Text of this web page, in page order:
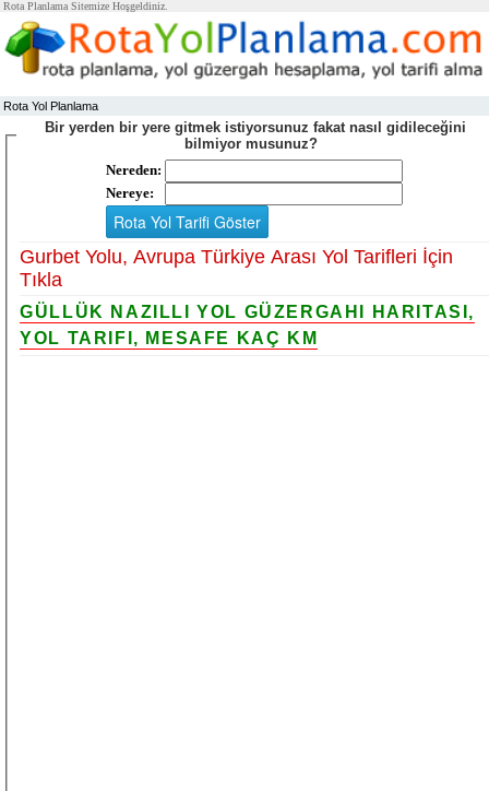
Rota Planlama Sitemize Hoşgeldiniz.
Rota Yol Planlama
Bir yerden bir yere gitmek istiyorsunuz fakat nasıl gidileceğini
bilmiyor musunuz?
Nereden:
Nereye:
Gurbet Yolu, Avrupa Türkiye Arası Yol Tarifleri İçin
Tıkla
GÜLLÜK NAZILLI YOL GÜZERGAHI HARITASI,
YOL TARIFI, MESAFE KAÇ KM